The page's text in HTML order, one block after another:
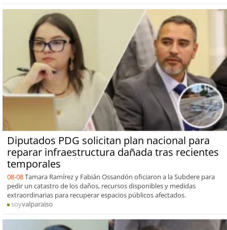
Diputados PDG solicitan plan nacional para
reparar infraestructura dañada tras recientes
temporales
08-08Tamara Ramírez y Fabián Ossandón oficiaron a la Subdere para
pedir un catastro de los daños, recursos disponibles y medidas
extraordinarias para recuperar espacios públicos afectados.
soyvalparaiso